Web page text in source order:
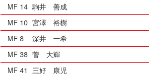
MF 14 駒井 善成
MF 10 宮澤 裕樹
MF 8
深井 一希
MF 38 菅 大輝
MF 41
三好 康児